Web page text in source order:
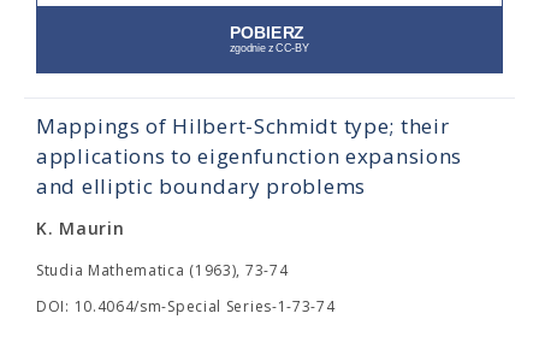
Mappings of Hilbert-Schmidt type; their
applications to eigenfunction expansions
and elliptic boundary problems
K. Maurin
Studia Mathematica (1963), 73-74
DOI: 10.4064/sm-Special Series-1-73-74